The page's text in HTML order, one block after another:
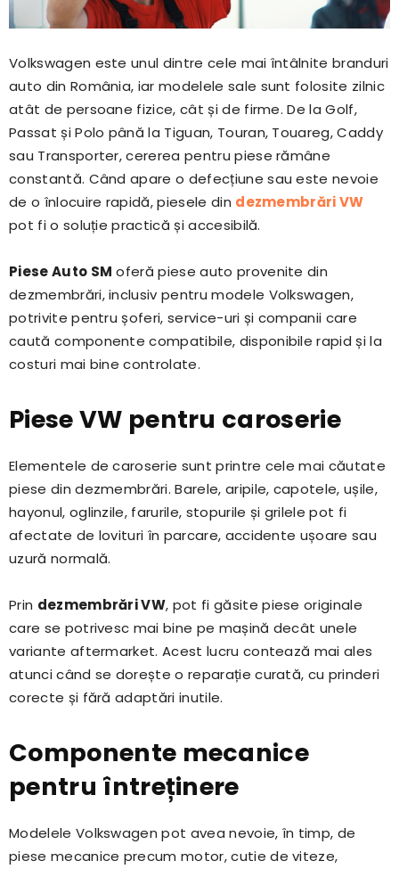
Volkswagen este unul dintre cele mai întâlnite branduri
auto din România, iar modelele sale sunt folosite zilnic
atât de persoane fizice, cât și de firme. De la Golf,
Passat și Polo până la Tiguan, Touran, Touareg, Caddy
sau Transporter, cererea pentru piese rămâne
constantă. Când apare o defecțiune sau este nevoie
de o înlocuire rapidă, piesele din dezmembrări VW
pot fi o soluție practică și accesibilă.
Piese Auto SM oferă piese auto provenite din
dezmembrări, inclusiv pentru modele Volkswagen,
potrivite pentru șoferi, service-uri și companii care
caută componente compatibile, disponibile rapid și la
costuri mai bine controlate.
Piese VW pentru caroserie
Elementele de caroserie sunt printre cele mai căutate
piese din dezmembrări. Barele, aripile, capotele, ușile,
hayonul, oglinzile, farurile, stopurile și grilele pot fi
afectate de lovituri în parcare, accidente ușoare sau
uzură normală.
Prin dezmembrări VW, pot fi găsite piese originale
care se potrivesc mai bine pe mașină decât unele
variante aftermarket. Acest lucru contează mai ales
atunci când se dorește o reparație curată, cu prinderi
corecte și fără adaptări inutile.
Componente mecanice
pentru întreținere
Modelele Volkswagen pot avea nevoie, în timp, de
piese mecanice precum motor, cutie de viteze,